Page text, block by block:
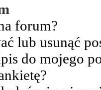
forum?
lub usunąć
do mojego